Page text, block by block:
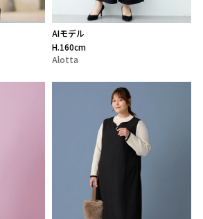
AIモデル
H.160cm
Alotta